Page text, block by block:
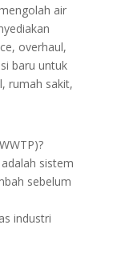
air
overhaul,
baru untuk
rumah sakit,
sistem
sebelum
industri